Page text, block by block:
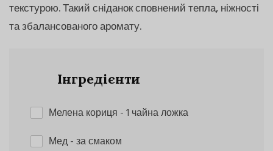
текстурою. Такий сніданок сповнений тепла, ніжності
та збалансованого аромату.
Інгредієнти
Мелена кориця - 1 чайна ложка
Мед- за смаком